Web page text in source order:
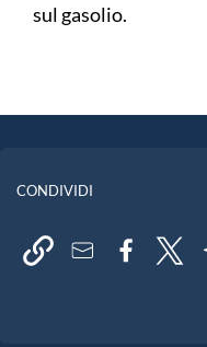
sul gasolio.
CONDIVIDI